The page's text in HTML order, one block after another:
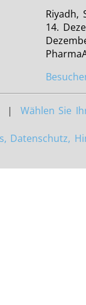
Riyadh,
14.
| Wählen Sie
Datenschutz,